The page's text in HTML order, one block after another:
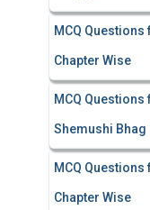
MCQ
Chapter Wise
MCQ
Shemushi Bhag
MCQ
Chapter Wise